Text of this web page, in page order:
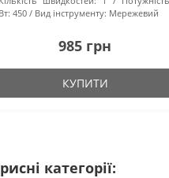
Вт: 450 Вид інструменту: Мережевий
985 грн
КУПИТИ
категорії: